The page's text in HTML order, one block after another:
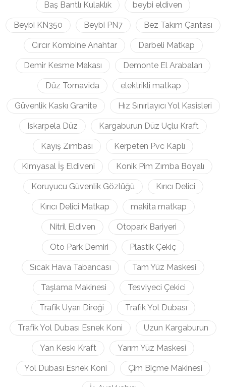
Baş Bantlı Kulaklık beybi eldiven
Beybi KN350 Beybi PN7 Bez Takım Çantası
Cırcır Kombine Anahtar Darbeli Matkap
Demir Kesme Makası Demonte El Arabaları
Düz Tornavida elektrikli matkap
Güvenlik Kaskı Granite Hız Sınırlayıcı Yol Kasisleri
Iskarpela Düz Kargaburun Düz Uçlu Kraft
Kayış Zımbası Kerpeten Pvc Kaplı
Kimyasal İş Eldiveni Konik Pim Zımba Boyalı
Koruyucu Güvenlik Gözlüğü Kırıcı Delici
Kırıcı Delici Matkap makita matkap
Nitril Eldiven Otopark Bariyeri
Oto Park Demiri Plastik Çekiç
Sıcak Hava Tabancası Tam Yüz Maskesi
Taşlama Makinesi Tesviyeci Çekici
Trafik Uyarı Direği Trafik Yol Dubası
Trafik Yol Dubası Esnek Koni Uzun Kargaburun
Yan Keskı Kraft Yarım Yüz Maskesi
Yol Dubası Esnek Koni Çim Biçme Makinesi